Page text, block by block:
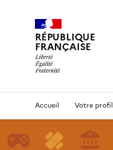
RÉPUBLIQUE
FRANÇAISE
Accueil Votre profil